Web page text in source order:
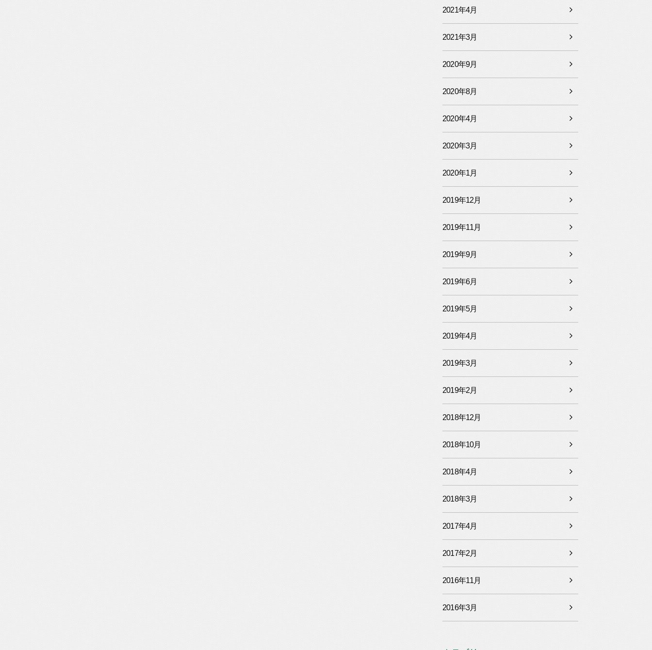
2021年4月
2021年3月
2020年9月
2020年8月
2020年4月
2020年3月
2020年1月
2019年12月
2019年11月
2019年9月
2019年6月
2019年5月
2019年4月
2019年3月
2019年2月
2018年12月
2018年10月
2018年4月
2018年3月
2017年4月
2017年2月
2016年11月
2016年3月